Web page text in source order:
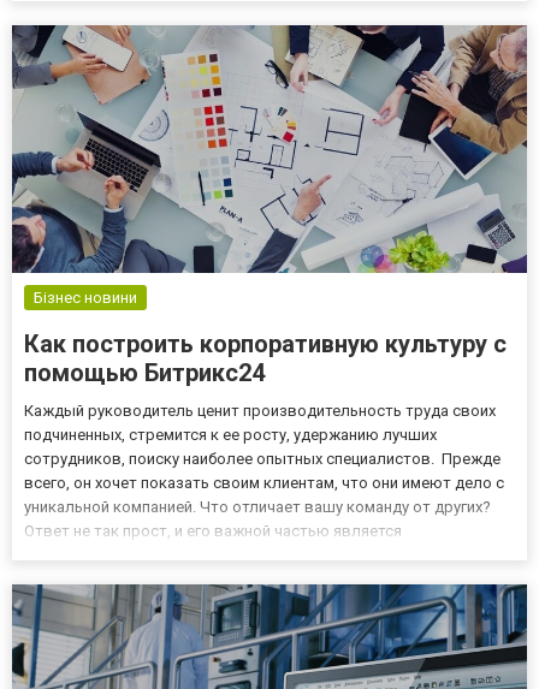
гастрономи...
Бізнес новини
Как построить корпоративную культуру с
помощью Битрикс24
Каждый руководитель ценит производительность труда своих
подчиненных, стремится к ее росту, удержанию лучших
сотрудников, поиску наиболее опытных специалистов. Прежде
всего, он хочет показать своим клиентам, что они имеют дело с
уникальной компанией. Что отличает вашу команду от других?
Ответ не так прост, и его важной частью является
н...